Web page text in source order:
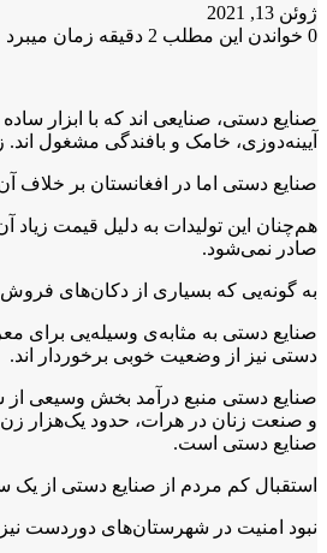
ژوئن 13, 2021
0 خواندن این مطلب 2 دقیقه زمان میبرد
آیینه‌دوزی، خامک و بافندگی مشغول
صنایع دستی اما در افغانستان بر خلاف
هم‌چنان این تولیدات به دلیل قیمت
صادر نمی‌شود.
به گونه‌یی که بسیاری از دکان‌های
صنایع دستی به مثابه‌ی وسیله‌یی برای
دستی نیز از وضعیت خوبی برخوردار اند.
صنایع دستی منبع درآمد بخش وسیعی از
صنایع دستی است.
استقبال کم مردم از صنایع دستی از
نبود امنیت در شهرستان‌های دوردست